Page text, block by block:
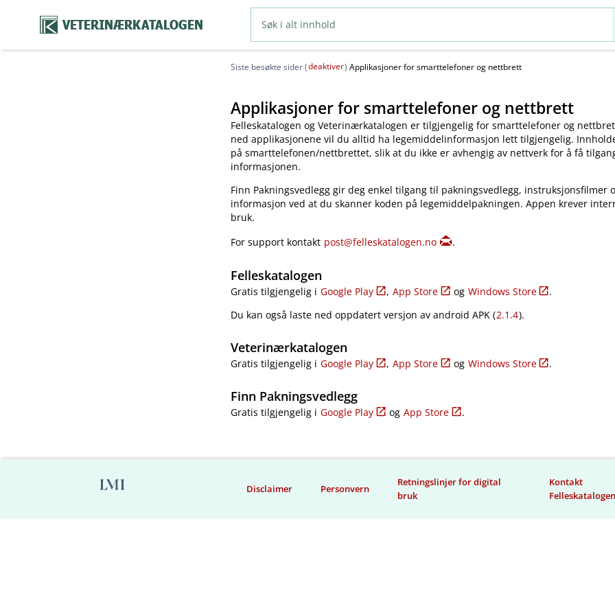
VETERINÆRKATALOGEN
Siste besøkte sider (deaktiver) Applikasjoner for smarttelefoner og nettbrett
Applikasjoner for smarttelefoner og nettbrett
Felleskatalogen og Veterinærkatalogen er tilgjengelig for smarttelefoner og
ned applikasjonene vil du alltid ha legemiddelinformasjon lett tilgjengelig.
på smarttelefonen​/​nettbrettet, slik at du ikke er avhengig av nettverk for å få
informasjonen.
Finn Pakningsvedlegg gir deg enkel tilgang til pakningsvedlegg, instruksjonsfilmer
informasjon ved at du skanner koden på legemiddelpakningen. Appen krever
bruk.
For support kontakt post@felleskatalogen.no .
Felleskatalogen
Gratis tilgjengelig i Google Play , App Store og Windows Store
.
Du kan også laste ned oppdatert versjon av android APK (2.1.4).
Veterinærkatalogen
Gratis tilgjengelig i Google Play , App Store og Windows Store .
Finn Pakningsvedlegg
Gratis tilgjengelig i Google Play og App Store .
Disclaimer Personvern
Retningslinjer for digital
bruk
Kontakt
Felleskatalogen